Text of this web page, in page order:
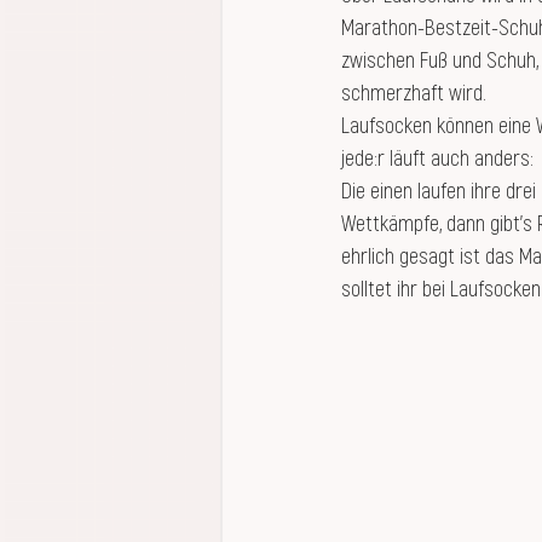
Marathon-Bestzeit-
zwischen Fuß und
schmerzhaft wird.
Laufsocken können
jede:r läuft auch anders:
Die einen laufen ihre
Wettkämpfe, dann gibt's
ehrlich gesagt ist das
solltet ihr bei